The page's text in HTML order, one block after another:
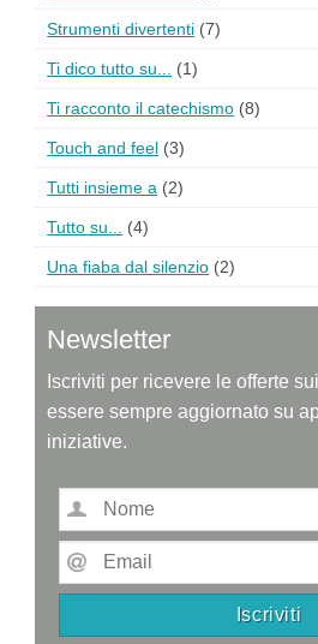
Strumenti divertenti (7)
Ti dico tutto su... (1)
Ti racconto il catechismo (8)
Touch and feel (3)
Tutti insieme a (2)
Tutto su... (4)
Una fiaba dal silenzio (2)
Newsletter
Iscriviti per ricevere le offerte
essere sempre aggiornato su
iniziative.